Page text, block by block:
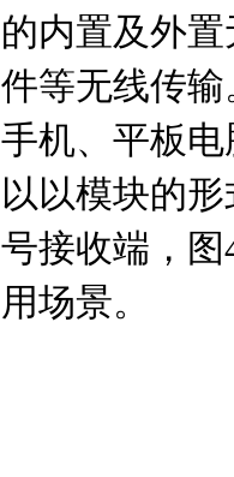
的内置及外
件等无线传
手机、平板
以以模块的
号接收端，
用场景。